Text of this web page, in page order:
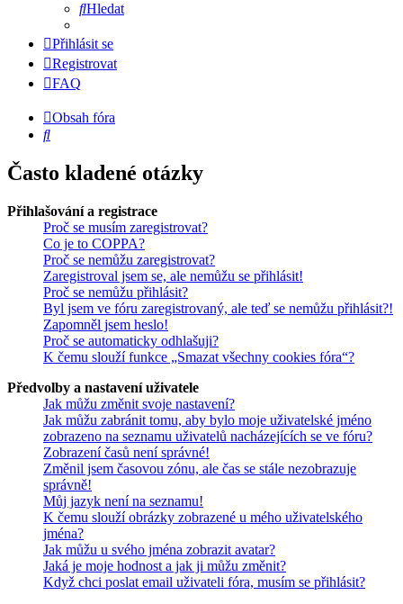
Hledat
Přihlásit se
Registrovat
FAQ
Obsah fóra
Hledat
Často kladené otázky
Přihlašování a registrace
Proč se musím zaregistrovat?
Co je to COPPA?
Proč se nemůžu zaregistrovat?
Zaregistroval jsem se, ale nemůžu se přihlásit!
Proč se nemůžu přihlásit?
Byl jsem ve fóru zaregistrovaný, ale teď se nemůžu přihlásit?!
Zapomněl jsem heslo!
Proč se automaticky odhlašuji?
K čemu slouží funkce „Smazat všechny cookies fóra“?
Předvolby a nastavení uživatele
Jak můžu změnit svoje nastavení?
Jak můžu zabránit tomu, aby bylo moje uživatelské jméno
zobrazeno na seznamu uživatelů nacházejících se ve fóru?
Zobrazení časů není správné!
Změnil jsem časovou zónu, ale čas se stále nezobrazuje
správně!
Můj jazyk není na seznamu!
K čemu slouží obrázky zobrazené u mého uživatelského
jména?
Jak můžu u svého jména zobrazit avatar?
Jaká je moje hodnost a jak ji můžu změnit?
Když chci poslat email uživateli fóra, musím se přihlásit?